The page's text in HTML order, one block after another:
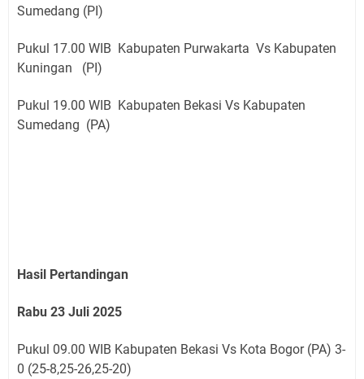
Sumedang (PI)
Pukul 17.00 WIB Kabupaten Purwakarta Vs Kabupaten
Kuningan (PI)
Pukul 19.00 WIB Kabupaten Bekasi Vs Kabupaten
Sumedang (PA)
Hasil Pertandingan
Rabu 23 Juli 2025
Pukul 09.00 WIB Kabupaten Bekasi Vs Kota Bogor (PA) 3-
0 (25-8,25-26,25-20)